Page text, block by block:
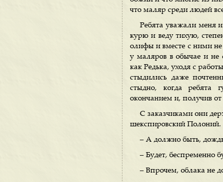
что маляр среди людей
Ребята уважали меня
курю и веду тихую,
олифы и вместе с ними
у маляров в обычае и не
как Редька, уходя с
стыдились даже
стыдно, когда ребята
окончанием и, получив
С заказчиками они
шекспировский Полоний.
– А должно быть, дождь
– Будет, беспременно
– Впрочем, облака не